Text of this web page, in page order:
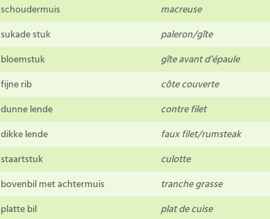
schoudermuis
macreuse
sukade stuk
paleron/gîte
bloemstuk
gîte avant d’épaule
fijne rib
côte couverte
dunne lende
contre filet
dikke lende
faux filet/rumsteak
staartstuk
culotte
bovenbil met achtermuis
tranche grasse
platte bil
plat de cuise